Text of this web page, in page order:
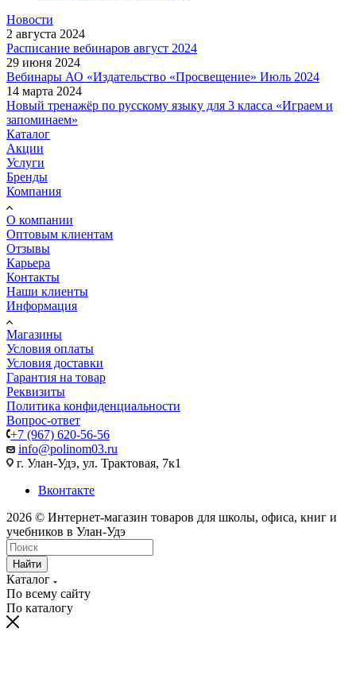
Новости
2 августа 2024
Расписание вебинаров август 2024
29 июня 2024
Вебинары АО «Издательство «Просвещение» Июль 2024
14 марта 2024
Новый тренажёр по русскому языку для 3 класса «Играем и
запоминаем»
Каталог
Акции
Услуги
Бренды
Компания
О компании
Оптовым клиентам
Отзывы
Карьера
Контакты
Наши клиенты
Информация
Магазины
Условия оплаты
Условия доставки
Гарантия на товар
Реквизиты
Политика конфиденциальности
Вопрос-ответ
+7 (967) 620-56-56
info@polinom03.ru
г. Улан-Удэ, ул. Трактовая, 7к1
Вконтакте
2026 © Интернет-магазин товаров для школы, офиса, книг и
учебников в Улан-Удэ
Найти
Каталог
По всему сайту
По каталогу